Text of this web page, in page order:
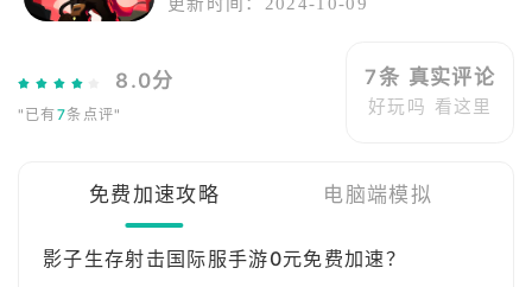
8.0分
"已有7条点评"
7条 真实评论
好玩吗 看这里
免费加速攻略 电脑端模拟
影子生存射击国际服手游0元免费加速？